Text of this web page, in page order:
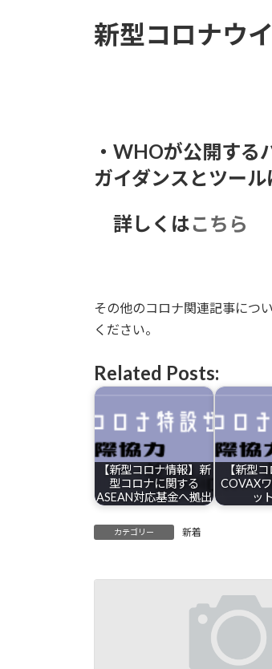
新型コロナウ
・WHOが公開する
ガイダンスとツール
詳しくはこちら
その他のコロナ関連記事につ
ください。
Related Posts:
【新型コロナ情報】新
型コロナに関する
ASEAN対応基金へ拠出
【新型
COVAX
ッ
カテゴリー 新着